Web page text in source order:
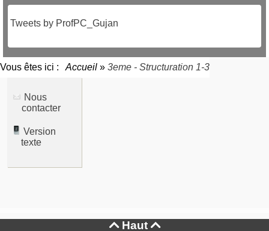
Tweets by ProfPC_Gujan
Vous êtes ici : Accueil » 3eme - Structuration 1-3
Nous
contacter
Version
texte
Haut 